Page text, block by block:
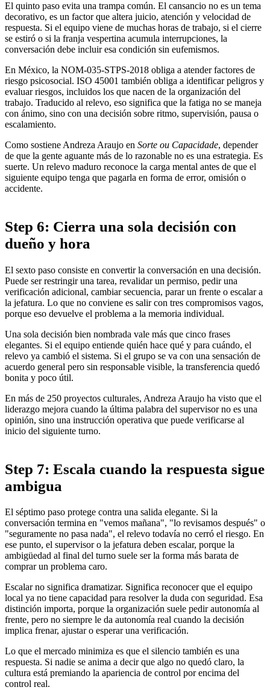
El quinto paso evita una trampa común. El cansancio no es un tema
decorativo, es un factor que altera juicio, atención y velocidad de
respuesta. Si el equipo viene de muchas horas de trabajo, si el cierre
se estiró o si la franja vespertina acumula interrupciones, la
conversación debe incluir esa condición sin eufemismos.
En México, la NOM-035-STPS-2018 obliga a atender factores de
riesgo psicosocial. ISO 45001 también obliga a identificar peligros y
evaluar riesgos, incluidos los que nacen de la organización del
trabajo. Traducido al relevo, eso significa que la fatiga no se maneja
con ánimo, sino con una decisión sobre ritmo, supervisión, pausa o
escalamiento.
Como sostiene Andreza Araujo en Sorte ou Capacidade, depender
de que la gente aguante más de lo razonable no es una estrategia. Es
suerte. Un relevo maduro reconoce la carga mental antes de que el
siguiente equipo tenga que pagarla en forma de error, omisión o
accidente.
Step 6: Cierra una sola decisión con
dueño y hora
El sexto paso consiste en convertir la conversación en una decisión.
Puede ser restringir una tarea, revalidar un permiso, pedir una
verificación adicional, cambiar secuencia, parar un frente o escalar a
la jefatura. Lo que no conviene es salir con tres compromisos vagos,
porque eso devuelve el problema a la memoria individual.
Una sola decisión bien nombrada vale más que cinco frases
elegantes. Si el equipo entiende quién hace qué y para cuándo, el
relevo ya cambió el sistema. Si el grupo se va con una sensación de
acuerdo general pero sin responsable visible, la transferencia quedó
bonita y poco útil.
En más de 250 proyectos culturales, Andreza Araujo ha visto que el
liderazgo mejora cuando la última palabra del supervisor no es una
opinión, sino una instrucción operativa que puede verificarse al
inicio del siguiente turno.
Step 7: Escala cuando la respuesta sigue
ambigua
El séptimo paso protege contra una salida elegante. Si la
conversación termina en "vemos mañana", "lo revisamos después" o
"seguramente no pasa nada", el relevo todavía no cerró el riesgo. En
ese punto, el supervisor o la jefatura deben escalar, porque la
ambigüedad al final del turno suele ser la forma más barata de
comprar un problema caro.
Escalar no significa dramatizar. Significa reconocer que el equipo
local ya no tiene capacidad para resolver la duda con seguridad. Esa
distinción importa, porque la organización suele pedir autonomía al
frente, pero no siempre le da autonomía real cuando la decisión
implica frenar, ajustar o esperar una verificación.
Lo que el mercado minimiza es que el silencio también es una
respuesta. Si nadie se anima a decir que algo no quedó claro, la
cultura está premiando la apariencia de control por encima del
control real.